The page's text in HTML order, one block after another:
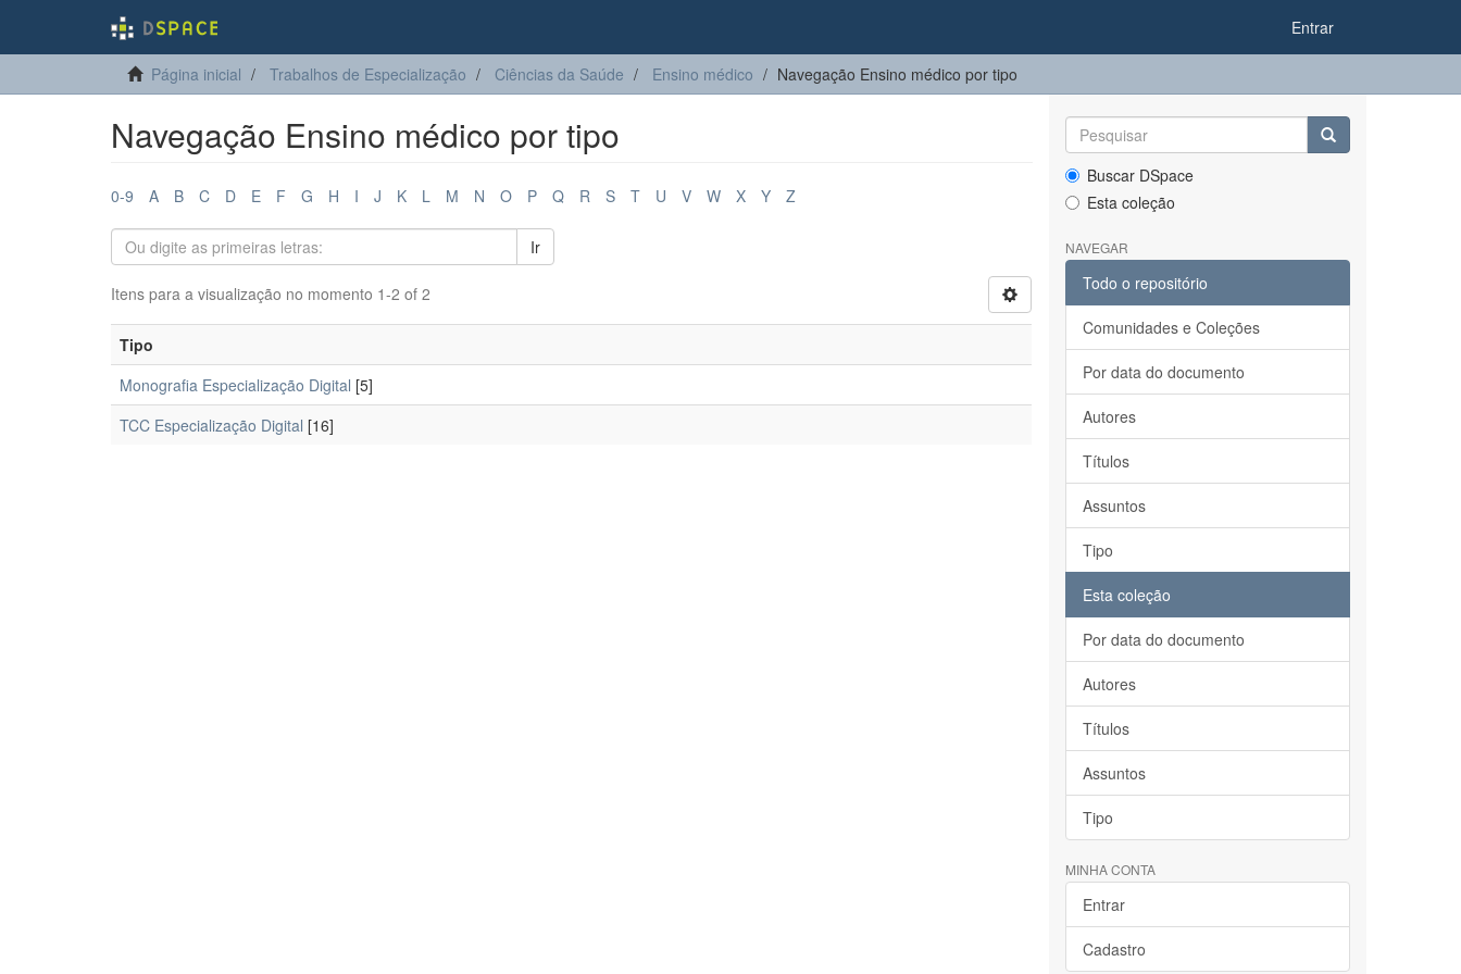
Entrar
Página inicial Trabalhos de Especialização Ciências da Saúde Ensino médico Navegação Ensino médico por tipo
Navegação Ensino médico por tipo
0-9 A B C D E F G H I J K L M N O P Q R S T U V W X Y Z
Ir
Itens para a visualização no momento 1-2 of 2
Tipo
Monografia Especialização Digital [5]
TCC Especialização Digital [16]
Buscar DSpace
Esta coleção
NAVEGAR
Todo o repositório
Comunidades e Coleções
Por data do documento
Autores
Títulos
Assuntos
Tipo
Esta coleção
Por data do documento
Autores
Títulos
Assuntos
Tipo
MINHA CONTA
Entrar
Cadastro